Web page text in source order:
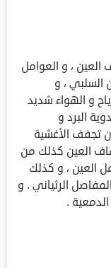
العين ، و العوامل
السلبي ، و
و الهواء شديد
البرد و
تجفف الأغشية
العين كذلك من
العين ، و كذلك
الرثياني . و
.